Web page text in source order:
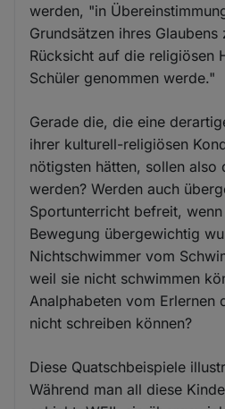
werden, "in
Grundsätzen ihres Glaubens
Rücksicht auf die religiösen
Schüler genommen werde."
Gerade die, die eine
ihrer kulturell-religiösen
nötigsten hätten, sollen also
werden? Werden auch
Sportunterricht befreit,
Bewegung übergewichtig
Nichtschwimmer vom
weil sie nicht schwimmen
Analphabeten vom Erlernen
nicht schreiben können?
Diese Quatschbeispiele
Während man all diese